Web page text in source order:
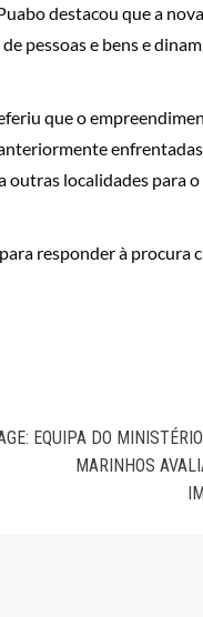
destacou que a
pessoas e bens e
que o
outras localidades para
responder à procura
EQUIPA DO
MARINHOS